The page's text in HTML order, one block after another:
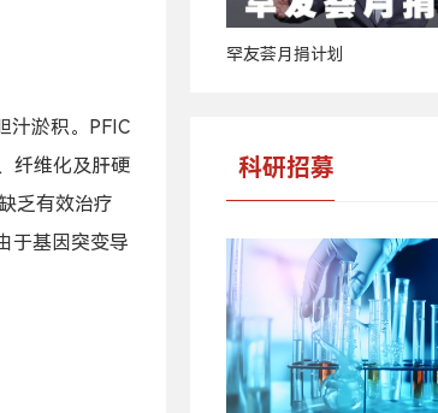
汁淤积。PFIC
纤维化及肝硬
乏有效治疗
于基因突变导
罕友荟月捐计划
科研招募